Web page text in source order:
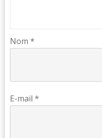
Nom *
E-mail *